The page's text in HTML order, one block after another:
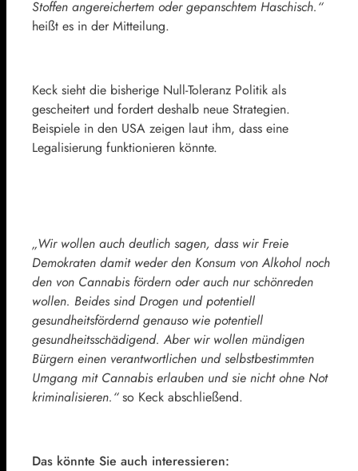
Stoffen angereichertem oder gepanschtem Haschisch.“
heißt es in der Mitteilung.
Keck sieht die bisherige Null-Toleranz Politik als
gescheitert und fordert deshalb neue Strategien.
Beispiele in den USA zeigen laut ihm, dass eine
Legalisierung funktionieren könnte.
„Wir wollen auch deutlich sagen, dass wir Freie
Demokraten damit weder den Konsum von Alkohol noch
den von Cannabis fördern oder auch nur schönreden
wollen. Beides sind Drogen und potentiell
gesundheitsfördernd genauso wie potentiell
gesundheitsschädigend. Aber wir wollen mündigen
Bürgern einen verantwortlichen und selbstbestimmten
Umgang mit Cannabis erlauben und sie nicht ohne Not
kriminalisieren.“so Keck abschließend.
Das könnte Sie auch interessieren: